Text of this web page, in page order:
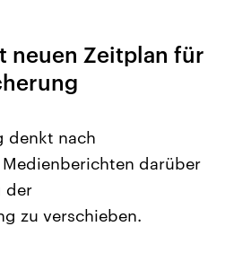
Hintergründe
Wirtschaftlich und
neuen Zeitplan für
denkt nach
darüber
der
zu verschieben.